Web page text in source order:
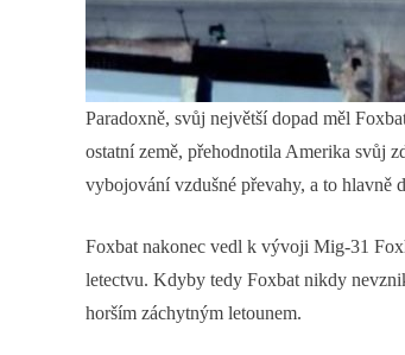
Paradoxně, svůj největší dopad měl
ostatní země, přehodnotila Amerika svůj
vybojování vzdušné převahy, a to hlavně
Foxbat nakonec vedl k vývoji Mig-31
letectvu. Kdyby tedy Foxbat nikdy
horším záchytným letounem.